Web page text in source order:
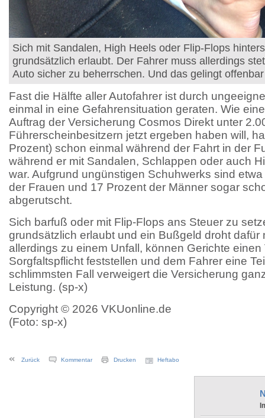
Sich mit Sandalen, High Heels oder Flip-Flops
grundsätzlich erlaubt. Der Fahrer muss allerdings
Auto sicher zu beherrschen. Und das gelingt
Fast die Hälfte aller Autofahrer ist durch
einmal in eine Gefahrensituation geraten. Wie
Auftrag der Versicherung Cosmos Direkt unter
Führerscheinbesitzern jetzt ergeben haben will,
Prozent) schon einmal während der Fahrt in der
während er mit Sandalen, Schlappen oder auch
war. Aufgrund ungünstigen Schuhwerks sind
der Frauen und 17 Prozent der Männer sogar
abgerutscht.
Sich barfuß oder mit Flip-Flops ans Steuer zu
grundsätzlich erlaubt und ein Bußgeld droht dafür
allerdings zu einem Unfall, können Gerichte
Sorgfaltspflicht feststellen und dem Fahrer eine
schlimmsten Fall verweigert die Versicherung
Leistung. (sp-x)
Copyright © 2026 VKUonline.de
(Foto: sp-x)
Zurück Kommentar Drucken Heftabo